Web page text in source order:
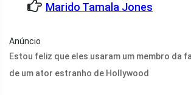
Marido Tamala Jones
Anúncio
Estou feliz que eles usaram um membro da
de um ator estranho de Hollywood